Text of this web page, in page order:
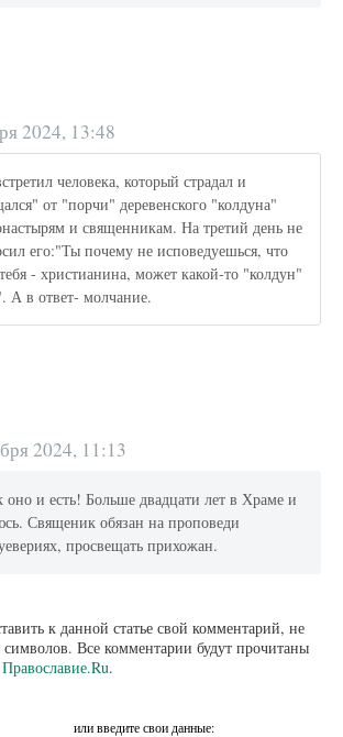
2024, 13:48
человека, который страдал и
от "порчи" деревенского "колдуна"
и священникам. На третий день не
его:"Ты почему не исповедуешься, что
- христианина, может какой-то "колдун"
А в ответ- молчание.
2024, 11:13
и есть! Больше двадцати лет в Храме и
Священик обязан на проповеди
просвещать прихожан.
к данной статье свой комментарий, не
Все комментарии будут прочитаны
Православие.Ru.
или введите свои данные: